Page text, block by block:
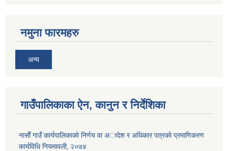
नमुना फारमहरु
अन्य
गाउँपालिकाका ऐन, कानुन र निर्देशिका
नासाेँ गाउँ कार्यपालिकाकाे निर्णय वा अादेश र अधिकार पत्रकाे प्रमाणिकरण
कार्यविधि नियमावली‚ २०७४